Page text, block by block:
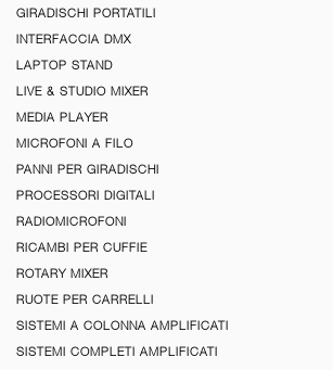
GIRADISCHI PORTATILI
INTERFACCIA DMX
LAPTOP STAND
LIVE & STUDIO MIXER
MEDIA PLAYER
MICROFONI A FILO
PANNI PER GIRADISCHI
PROCESSORI DIGITALI
RADIOMICROFONI
RICAMBI PER CUFFIE
ROTARY MIXER
RUOTE PER CARRELLI
SISTEMI A COLONNA AMPLIFICATI
SISTEMI COMPLETI AMPLIFICATI